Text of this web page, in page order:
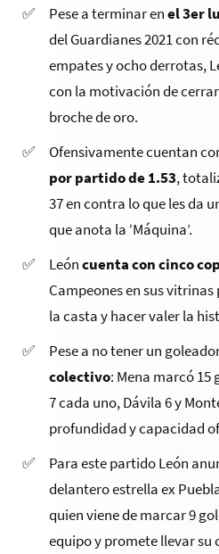
Pese a terminar enel 3er
del Guardianes 2021 con
empates y ocho derrotas,
con la motivación de
broche de oro.
Ofensivamente cuentan
por partido de 1.53,
37 en contra lo que les da
que anota la ‘Máquina’.
Leóncuenta con cinco
Campeones en sus
la casta y hacer valer la
Pese a no tener un
colectivo: Mena marcó 15
7 cada uno, Dávila 6 y
profundidad y capacidad
Para este partido León
delantero estrella ex
quien viene de marcar 9
equipo y promete llevar su